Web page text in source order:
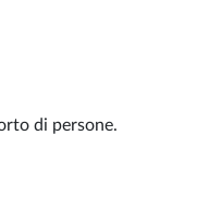
di persone.